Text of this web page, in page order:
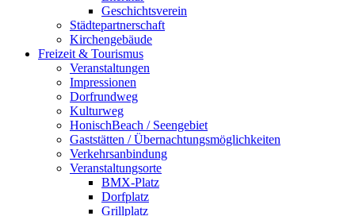
Geschichtsverein
Städtepartnerschaft
Kirchengebäude
Freizeit & Tourismus
Veranstaltungen
Impressionen
Dorfrundweg
Kulturweg
HonischBeach / Seengebiet
Gaststätten / Übernachtungsmöglichkeiten
Verkehrsanbindung
Veranstaltungsorte
BMX-Platz
Dorfplatz
Grillplatz